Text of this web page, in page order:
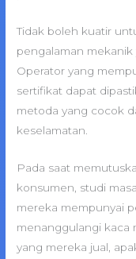
Tidak boleh kuatir
pengalaman mekanik
Operator yang
sertifikat dapat
metoda yang cocok
keselamatan.
Pada saat
konsumen, studi
mereka mempunyai
menanggulangi kaca
yang mereka jual,